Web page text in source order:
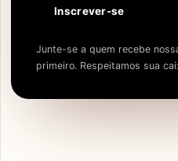
Inscrever-se
Junte-se a quem recebe
primeiro. Respeitamos sua